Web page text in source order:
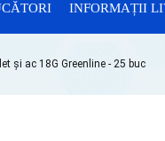
CONSUMABILE
Anatomie
INFORMAȚII
și ac 18G Greenline - 25 buc